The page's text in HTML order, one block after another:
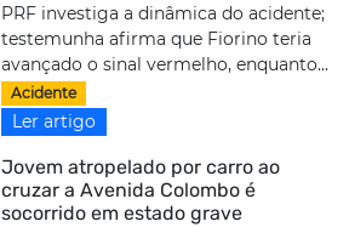
PRF investiga a dinâmica do acidente;
testemunha afirma que Fiorino teria
avançado o sinal vermelho, enquanto...
Acidente
Ler artigo
Jovem atropelado por carro ao
cruzar a Avenida Colombo é
socorrido em estado grave